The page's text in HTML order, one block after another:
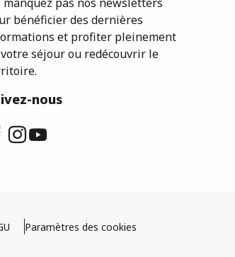
bénéficier des dernières
et profiter pleinement
séjour ou redécouvrir le
nous
Paramètres des cookies